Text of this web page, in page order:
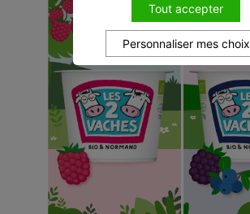
Tout accepter
Personnaliser mes choix